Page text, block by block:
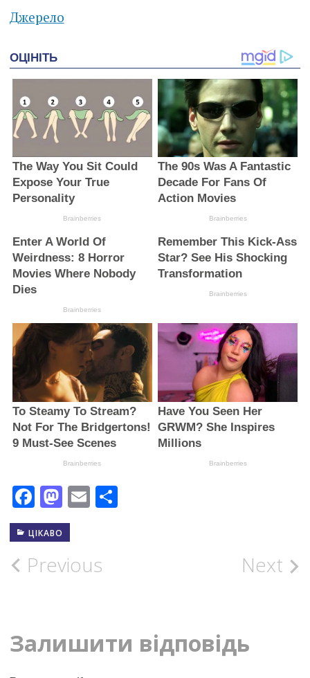
Джерело
Facebook
Mastodon
EmailПоділитися
ЦІКАВО
Post
Previous Next
Залишити відповідь